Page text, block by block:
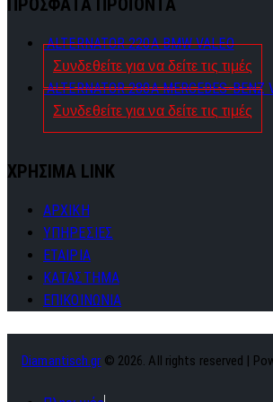
ΠΡΟΣΦΑΤΑ ΠΡΟΪΟΝΤΑ
ALTERNATOR 220A BMW VALEO
Συνδεθείτε για να δείτε τις τιμές
ALTERNATOR 280A MERCEDES-BENZ
Συνδεθείτε για να δείτε τις τιμές
ΧΡΗΣΙΜΑ LINK
ΑΡΧΙΚΗ
ΥΠΗΡΕΣΙΕΣ
ΕΤΑΙΡΙΑ
ΚΑΤΑΣΤΗΜΑ
ΕΠΙΚΟΙΝΩΝΙΑ
Diamantisch.gr © 2026. All rights reserved |